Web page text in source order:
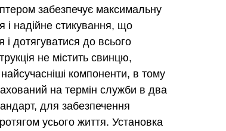
забезпечує максимальну
і надійне стикування, що
і дотягуватися до всього
не містить свинцю,
найсучасніші компоненти, в тому
на термін служби в два
для забезпечення
усього життя. Установка